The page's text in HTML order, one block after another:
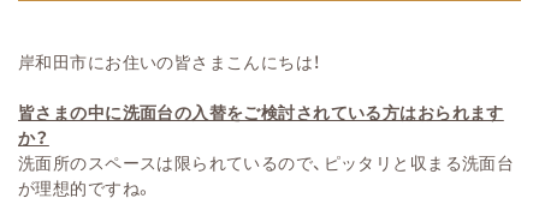
岸和田市にお住いの皆さまこんにちは！
皆さまの中に洗面台の入替をご検討されている方はおられます
か？
洗面所のスペースは限られているので、ピッタリと収まる洗面台
が理想的ですね。